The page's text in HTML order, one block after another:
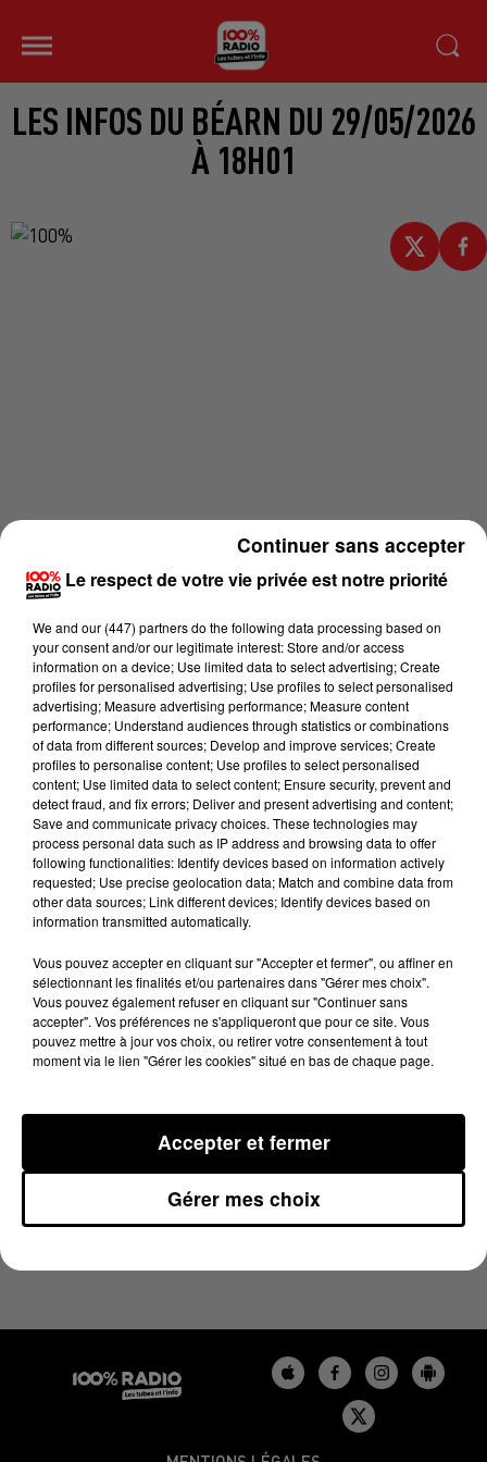
LES INFOS DU BÉARN DU 29/05/2026
À 18H01
Lecture (3 min 54 sec)
100%
29 mai 2026 - 3 min 54 sec
LES INFOS DU BÉARN DU 29/05/2026 À 18H01
Le respect de votre vie privée est notre priorité
We and our (447) partnersdo the following data processing based on
your consent and/or our legitimate interest: Store and/or access
information on a device; Use limited data to select advertising; Create
profiles for personalised advertising; Use profiles to select personalised
advertising; Measure advertising performance; Measure content
performance; Understand audiences through statistics or combinations
of data from different sources; Develop and improve services; Create
profiles to personalise content; Use profiles to select personalised
content; Use limited data to select content; Ensure security, prevent and
detect fraud, and fix errors; Deliver and present advertising and content;
Save and communicate privacy choices. These technologies may
process personal data such as IP address and browsing data to offer
following functionalities: Identify devices based on information actively
requested; Use precise geolocation data; Match and combine data from
other data sources; Link different devices; Identify devices based on
information transmitted automatically.
Vous pouvez accepter en cliquant sur "Accepter et fermer", ou affiner en
sélectionnant les finalités et/ou partenaires dans "Gérer mes choix".
Vous pouvez également refuser en cliquant sur "Continuer sans
accepter". Vos préférences ne s'appliqueront que pour ce site. Vous
pouvez mettre à jour vos choix, ou retirer votre consentement à tout
moment via le lien "Gérer les cookies" situé en bas de chaque page.
Gérer mes choix
Accepter et fermer
Continuer sans accepter